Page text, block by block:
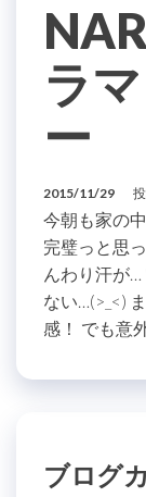
ラ
ー
2015/11/29
今朝も家の
完璧っと思
んわり汗が
ない…(>_<)
感！ でも意
ブログ